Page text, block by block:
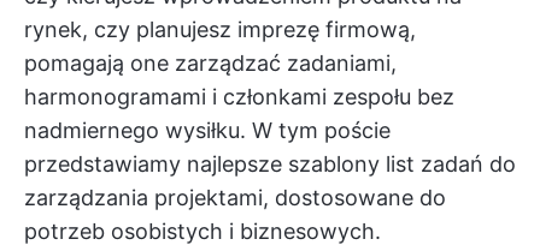
rynek, czy planujesz imprezę firmową,
pomagają one zarządzać zadaniami,
harmonogramami i członkami zespołu bez
nadmiernego wysiłku. W tym poście
przedstawiamy najlepsze szablony list zadań do
zarządzania projektami, dostosowane do
potrzeb osobistych i biznesowych.